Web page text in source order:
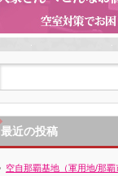
最近の投稿
空自那覇基地（軍用地/那